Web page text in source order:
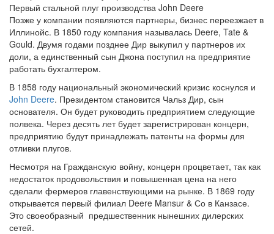
Первый стальной плуг производства John Deere
Позже у компании появляются партнеры, бизнес переезжает в
Иллинойс. В 1850 году компания называлась Deere, Tate &
Gould. Двумя годами позднее Дир выкупил у партнеров их
доли, а единственный сын Джона поступил на предприятие
работать бухгалтером.
В 1858 году национальный экономический кризис коснулся и
John Deere. Президентом становится Чальз Дир, сын
основателя. Он будет руководить предприятием следующие
полвека. Через десять лет будет зарегистрирован концерн,
предприятию будут принадлежать патенты на формы для
отливки плугов.
Несмотря на Гражданскую войну, концерн процветает, так как
недостаток продовольствия и повышенная цена на него
сделали фермеров главенствующими на рынке. В 1869 году
открывается первый филиал Deere Mansur & Со в Канзасе.
Это своеобразный предшественник нынешних дилерских
сетей.